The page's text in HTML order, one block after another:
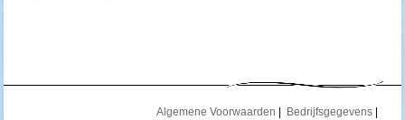
Algemene Voorwaarden Bedrijfsgegevens|